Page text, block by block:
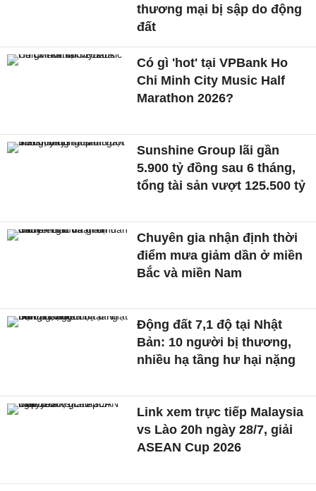
thương mại bị sập do động
đất
Có gì 'hot' tại VPBank Ho
Chi Minh City Music Half
Marathon 2026?
Sunshine Group lãi gần
5.900 tỷ đồng sau 6 tháng,
tổng tài sản vượt 125.500 tỷ
Chuyên gia nhận định thời
điểm mưa giảm dần ở miền
Bắc và miền Nam
Động đất 7,1 độ tại Nhật
Bản: 10 người bị thương,
nhiều hạ tầng hư hại nặng
Link xem trực tiếp Malaysia
vs Lào 20h ngày 28/7, giải
ASEAN Cup 2026